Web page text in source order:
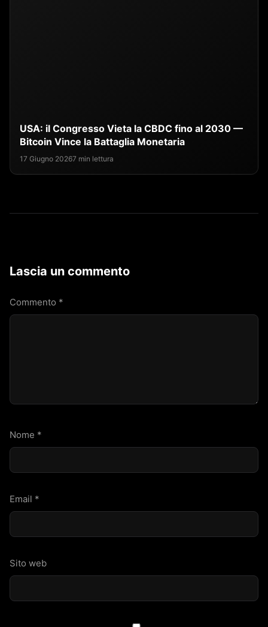
USA: il Congresso Vieta la CBDC fino al 2030 —
Bitcoin Vince la Battaglia Monetaria
17 Giugno 20267 min lettura
Lascia un commento
Commento *
Nome *
Email *
Sito web